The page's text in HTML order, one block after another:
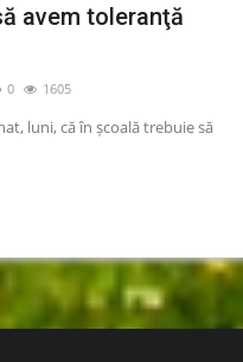
avem toleranţă
0 1605
luni, că în şcoală trebuie să